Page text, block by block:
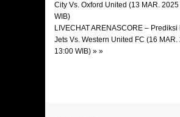
City Vs. Oxford United (13 MAR.
WIB)
LIVECHAT ARENASCORE – Prediksi
Jets Vs. Western United FC (16 MAR.
13:00 WIB) » »